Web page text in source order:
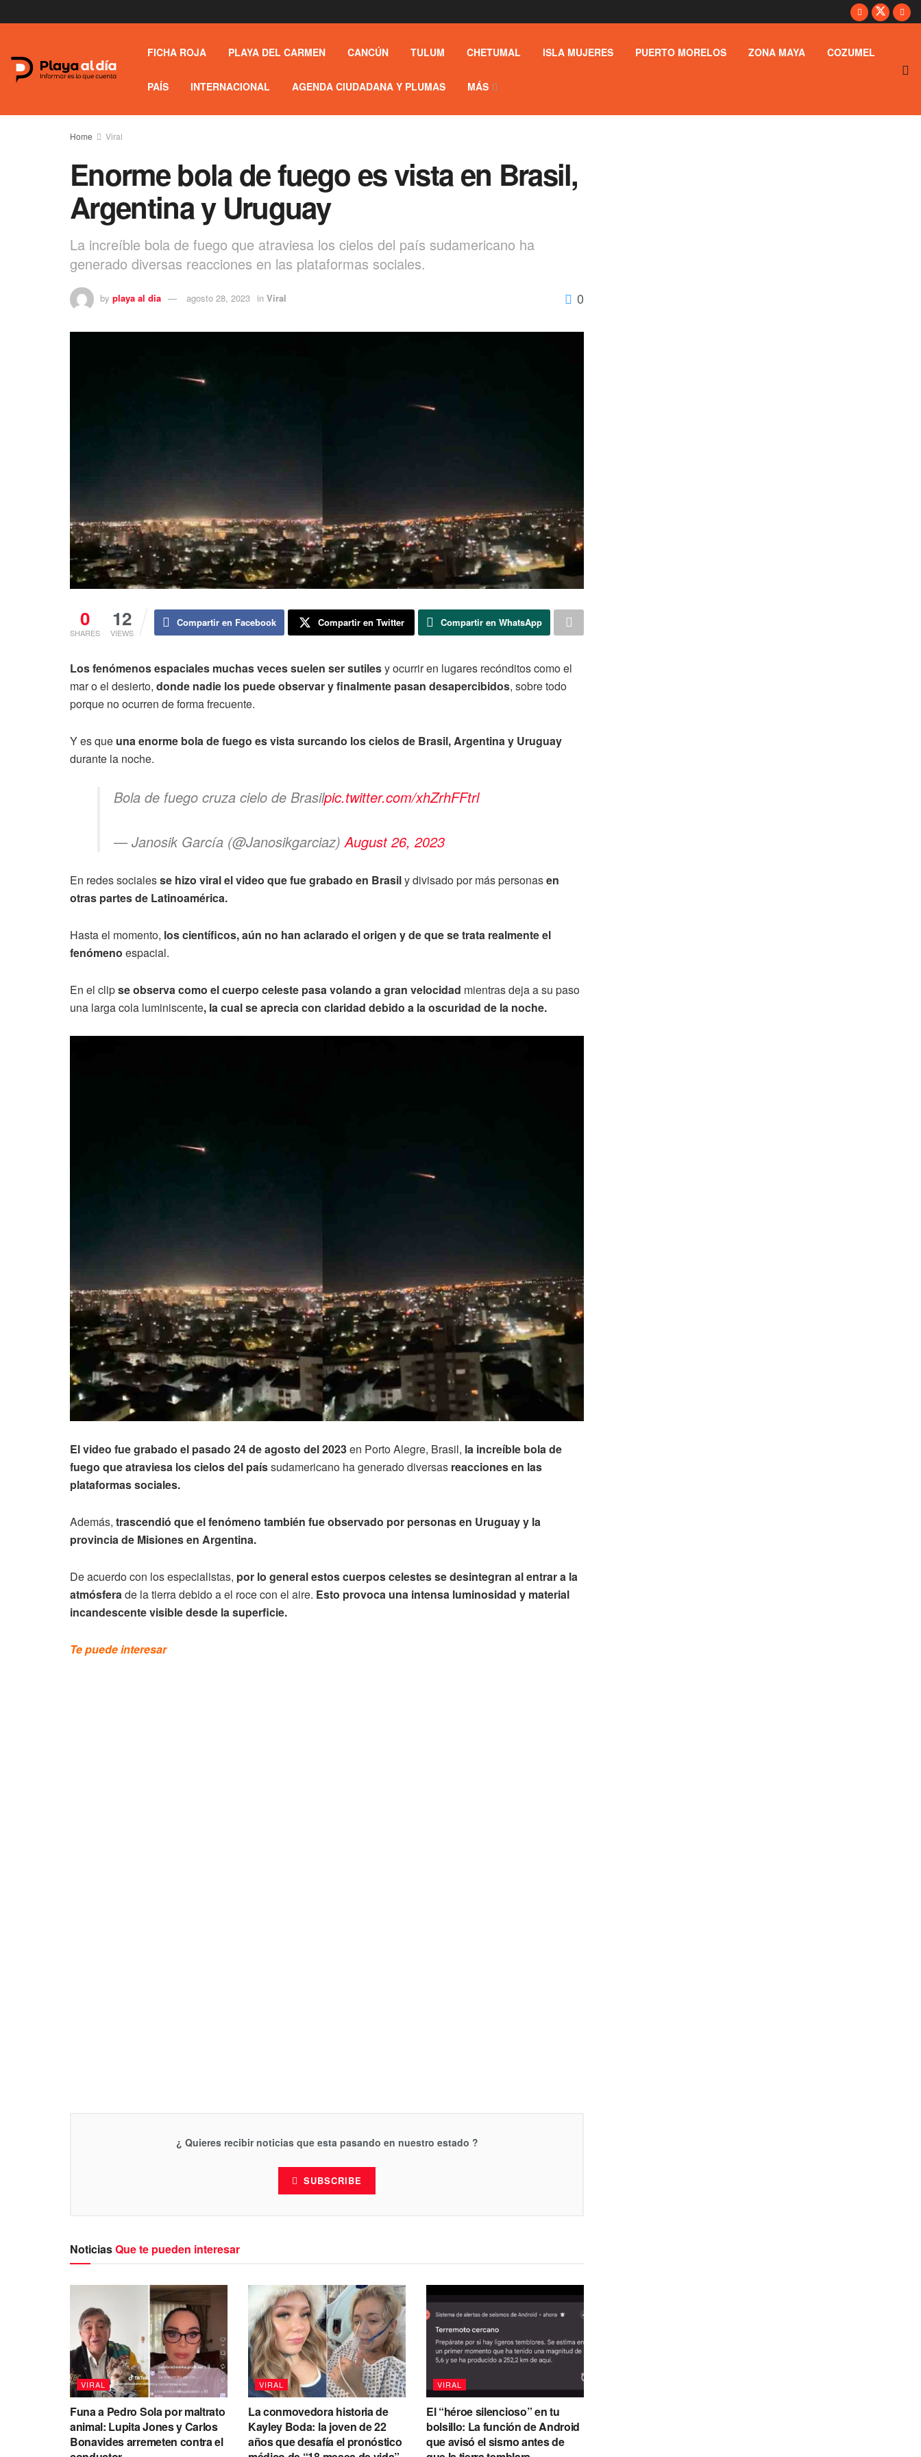
FICHA ROJA PLAYA DEL CARMEN CANCÚN TULUM CHETUMAL ISLA MUJERES PUERTO MORELOS ZONA MAYA COZUMEL
PAÍS INTERNACIONAL AGENDA CIUDADANA Y PLUMAS MÁS
Home Viral
Enorme bola de fuego es vista en Brasil,
Argentina y Uruguay
La increíble bola de fuego que atraviesa los cielos del país sudamericano ha
generado diversas reacciones en las plataformas sociales.
by playa al dia agosto 28, 2023 in Viral 0
0
SHARES
12
VIEWS
Compartir en Facebook Compartir en Twitter Compartir en WhatsApp
Los fenómenos espaciales muchas veces suelen ser sutilesy ocurrir en lugares recónditos como el
mar o el desierto, donde nadie los puede observar y finalmente pasan desapercibidos, sobre todo
porque no ocurren de forma frecuente.
Y es que una enorme bola de fuego es vista surcando los cielos de Brasil, Argentina y Uruguay
durante la noche.
Bola de fuego cruza cielo de Brasilpic.twitter.com/xhZrhFFtrl
— Janosik García (@Janosikgarciaz) August 26, 2023
En redes socialesse hizo viral el video que fue grabado en Brasily divisado por más personasen
otras partes de Latinoamérica.
Hasta el momento, los científicos, aún no han aclarado el origen y de que se trata realmente el
fenómeno espacial.
En el clipse observa como el cuerpo celeste pasa volando a gran velocidad mientras deja a su paso
una larga cola luminiscente, la cual se aprecia con claridad debido a la oscuridad de la noche.
El video fue grabado el pasado 24 de agosto del 2023en Porto Alegre, Brasil, la increíble bola de
fuego que atraviesa los cielos del paíssudamericano ha generado diversas reacciones en las
plataformas sociales.
Además, trascendió que el fenómeno también fue observado por personas en Uruguay y la
provincia de Misiones en Argentina.
De acuerdo con los especialistas, por lo general estos cuerpos celestes se desintegran al entrar a la
atmósferade la tierra debido a el roce con el aire. Esto provoca una intensa luminosidad y material
incandescente visible desde la superficie.
Te puede interesar
¿ Quieres recibir noticias que esta pasando en nuestro estado ?
SUBSCRIBE
NoticiasQue te pueden interesar
VIRAL
Funa a Pedro Sola por maltrato
animal: Lupita Jones y Carlos
Bonavides arremeten contra el
VIRAL
La conmovedora historia de
Kayley Boda: la joven de 22
años que desafía el pronóstico
VIRAL
El “héroe silencioso” en tu
bolsillo: La función de Android
que avisó el sismo antes de